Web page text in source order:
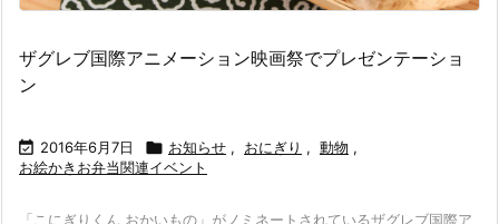
ザグレブ国際アニメーション映画祭でプレゼンテーショ
ン
 2016年6月7日  お知らせ , おにぎり , 動物 ,
お絵かきお弁当関連イベント
「こにぎりくん おかいもの」がノミネートされているザグレブ国際ア